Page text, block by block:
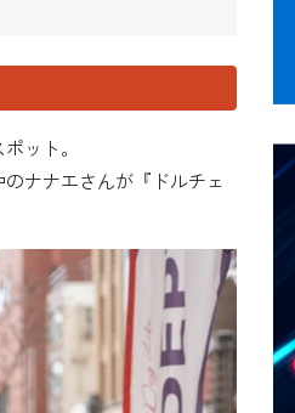
ット。
ナナエさんが『ドルチェ